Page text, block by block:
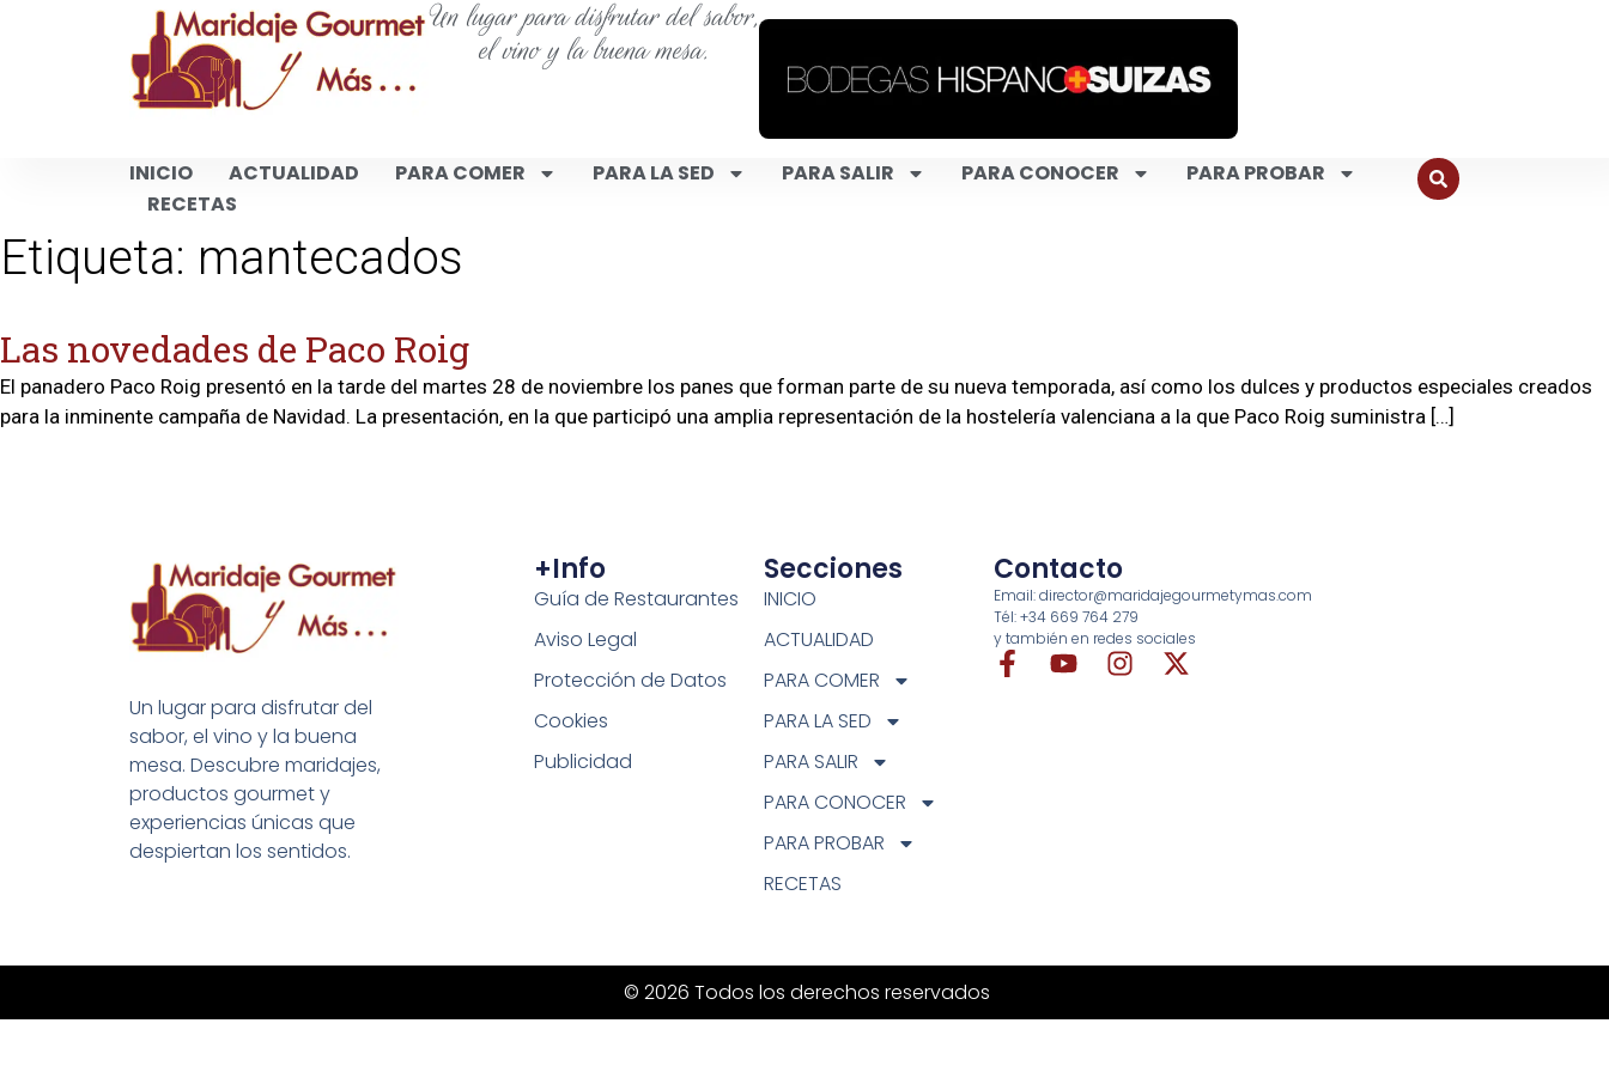
Un lugar para disfrutar del sabor,
el vino y la buena mesa.
INICIO ACTUALIDAD PARA COMER PARA LA SED PARA SALIR PARA CONOCER
PARA PROBAR
RECETAS
Etiqueta: mantecados
Las novedades de Paco Roig
El panadero Paco Roig presentó en la tarde del martes 28 de noviembre los panes que forman parte de su nueva temporada, así como los dulces y productos especiales creados
para la inminente campaña de Navidad. La presentación, en la que participó una amplia representación de la hostelería valenciana a la que Paco Roig suministra […]
Un lugar para disfrutar del
sabor, el vino y la buena
mesa. Descubre maridajes,
productos gourmet y
experiencias únicas que
despiertan los sentidos.
+info
Guía de Restaurantes
Aviso Legal
Protección de Datos
Cookies
Publicidad
Secciones
INICIO
ACTUALIDAD
PARA COMER
PARA LA SED
PARA SALIR
PARA CONOCER
PARA PROBAR
RECETAS
Contacto
Email: director@maridajegourmetymas.com
Tél: +34 669 764 279
y también en redes sociales
© 2026 Todos los derechos reservados